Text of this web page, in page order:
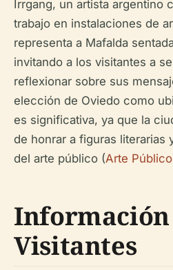
Irrgang, un artista argentino
trabajo en instalaciones de
representa a Mafalda
invitando a los visitantes a
reflexionar sobre sus
elección de Oviedo como
es significativa, ya que la
de honrar a figuras literarias
del arte público (Arte
Visitantes